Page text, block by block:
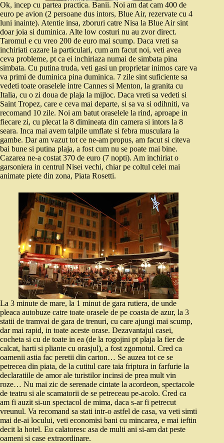
Ok, incep cu partea practica. Banii. Noi am dat cam 400 de
euro pe avion (2 persoane dus intors, Blue Air, rezervate cu 4
luni inainte). Atentie insa, zboruri catre Nisa la Blue Air sint
doar joia si duminica. Alte low costuri nu au zvor direct.
Taromul e cu vreo 200 de euro mai scump. Daca vreti sa
inchiriati cazare la particulari, cum am facut noi, veti avea
ceva probleme, pt ca ei inchiriaza numai de simbata pina
simbata. Cu putina truda, veti gasi un proprietar inimos care va
va primi de duminica pina duminica. 7 zile sint suficiente sa
vedeti toate oraselele intre Cannes si Menton, la granita cu
Italia, cu o zi doua de plaja la mijloc. Daca vreti sa vedeti si
Saint Tropez, care e ceva mai departe, si sa va si odihniti, va
recomand 10 zile. Noi am batut oraselele la rind, aproape in
fiecare zi, cu plecat la 8 dimineata din camera si intors la 8
seara. Inca mai avem talpile umflate si febra musculara la
gambe. Dar am vazut tot ce ne-am propus, am facut si citeva
bai bune si putina plaja, a fost cum nu se poate mai bine.
Cazarea ne-a costat 370 de euro (7 nopti). Am inchiriat o
garsoniera in centrul Nisei vechi, chiar pe coltul celei mai
animate piete din zona, Piata Rosetti.
La 3 minute de mare, la 1 minut de gara rutiera, de unde
pleaca autobuze catre toate orasele de pe coasta de azur, la 3
statii de tramvai de gara de trenuri, cu care ajungi mai scump,
dar mai rapid, in toate aceste orase. Dezavantajul casei,
cocheta si cu de toate in ea (de la rogojini pt plaja la fier de
calcat, harti si pliante cu orasjul), a fost zgomotul. Cred ca
oamenii astia fac peretii din carton… Se auzea tot ce se
petrecea din piata, de la cutitul care taia friptura in farfurie la
declaratiile de amor ale turistilor incinsi de prea mult vin
roze… Nu mai zic de serenade cintate la acordeon, spectacole
de teatru si ale scamatorii de se petreceau pe-acolo. Cred ca
am fi auzit si-un spectacol de mima, daca s-ar fi petrecut
vreunul. Va recomand sa stati intr-o astfel de casa, va veti simti
mai de-ai locului, veti economisi bani cu mincarea, e mai ieftin
decit la hotel. Eu calatoresc asa de multi ani si-am dat peste
oameni si case extraordinare.